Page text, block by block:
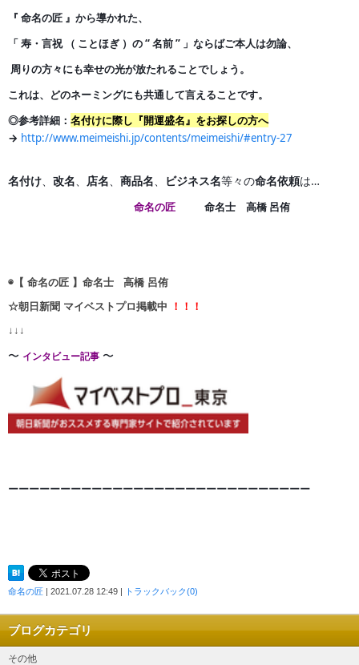
『 命名の匠 』から導かれた、
「 寿・言祝 （ ことほぎ ）の“ 名前 ” 」ならばご本人は勿論、
周りの方々にも幸せの光が放たれることでしょう。
これは、どのネーミングにも共通して言えることです。
◎参考詳細： 名付けに際し『開運盛名』をお探しの方へ
→ http://www.meimeishi.jp/contents/meimeishi/#entry-27
名付け、 改名、 店名、 商品名、 ビジネス名等々の命名依頼は…
命名の匠 命名士 高橋 呂侑
◉【 命名の匠 】命名士 高橋 呂侑
☆朝日新聞 マイベストプロ掲載中
！！！
↓↓↓
〜 インタビュー記事 〜
ーーーーーーーーーーーーーーーーーーーーーーーーーーーーー
命名の匠 | 2021.07.28 12:49 | トラックバック(0)
ブログカテゴリ
その他